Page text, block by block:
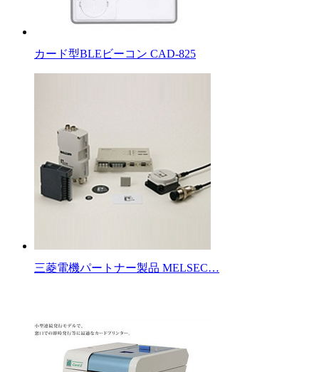
カード型BLEビーコン CAD-825
三菱電機パートナー製品 MELSEC…